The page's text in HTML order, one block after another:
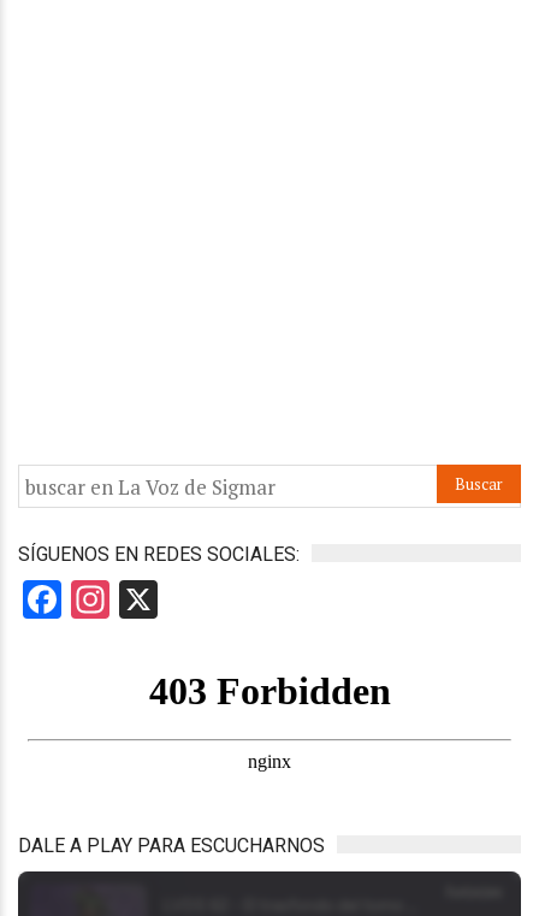
SÍGUENOS EN REDES SOCIALES:
Facebook
Instagram
DALE A PLAY PARA ESCUCHARNOS